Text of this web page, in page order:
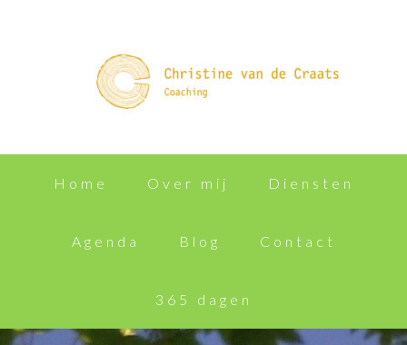
Home Over mij Diensten
Agenda Blog Contact
365 dagen